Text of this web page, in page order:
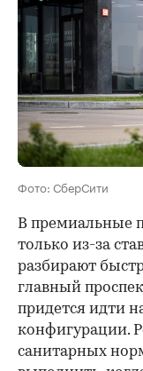
Фото: СберСити
В премиальные
только из-за
разбирают
главный
придется идти
конфигурации.
санитарных